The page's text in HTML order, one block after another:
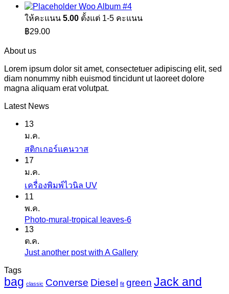
Woo Album #4
ให้คะแนน 5.00 ตั้งแต่ 1-5 คะแนน
฿29.00
About us
Lorem ipsum dolor sit amet, consectetuer adipiscing elit, sed
diam nonummy nibh euismod tincidunt ut laoreet dolore
magna aliquam erat volutpat.
Latest News
13
ม.ค.
สติกเกอร์แคนวาสไม่มี
บน
นวาส
17
ม.ค.
เครื่องพิมพ์ไวนิล UVไม่มี
บน
ไว
11
พ.ค.
Photo-mural-tropical leaves-6ไม่มี
mural-
tropical
13
ต.ค.
Just another post with A Galleryไม่มี
เห็น
Tags
bag classic Converse Diesel fit green Jack and